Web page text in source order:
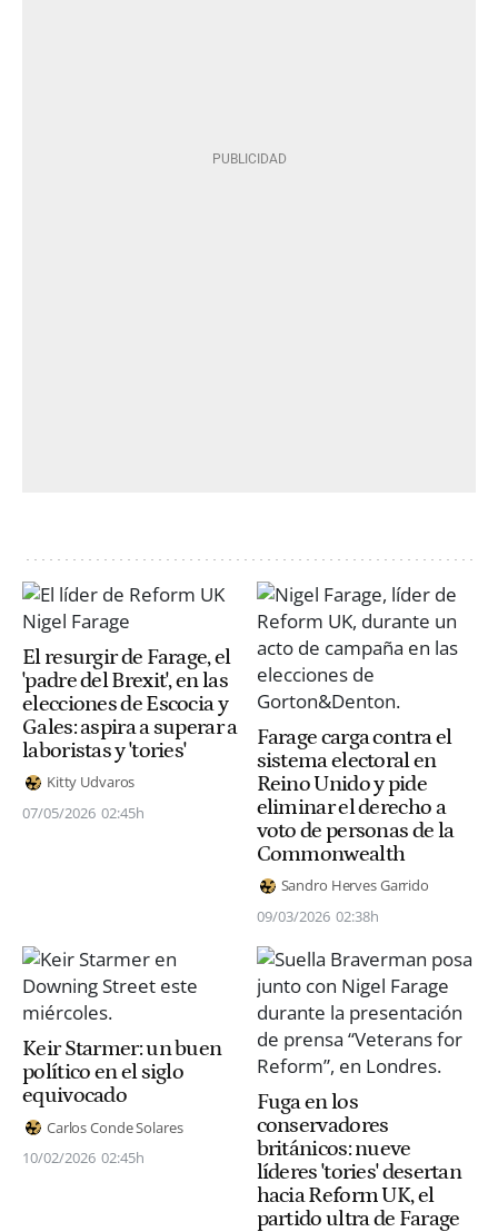
El resurgir de Farage, el
'padre del Brexit', en las
elecciones de Escocia y
Gales: aspira a superar a
laboristas y 'tories'
Kitty Udvaros
07/05/2026 02:45h
Farage carga contra el
sistema electoral en
Reino Unido y pide
eliminar el derecho a
voto de personas de la
Commonwealth
Sandro Herves Garrido
09/03/2026 02:38h
Keir Starmer: un buen
político en el siglo
equivocado
Carlos Conde Solares
10/02/2026 02:45h
Fuga en los
conservadores
británicos: nueve
líderes 'tories' desertan
hacia Reform UK, el
partido ultra de Farage